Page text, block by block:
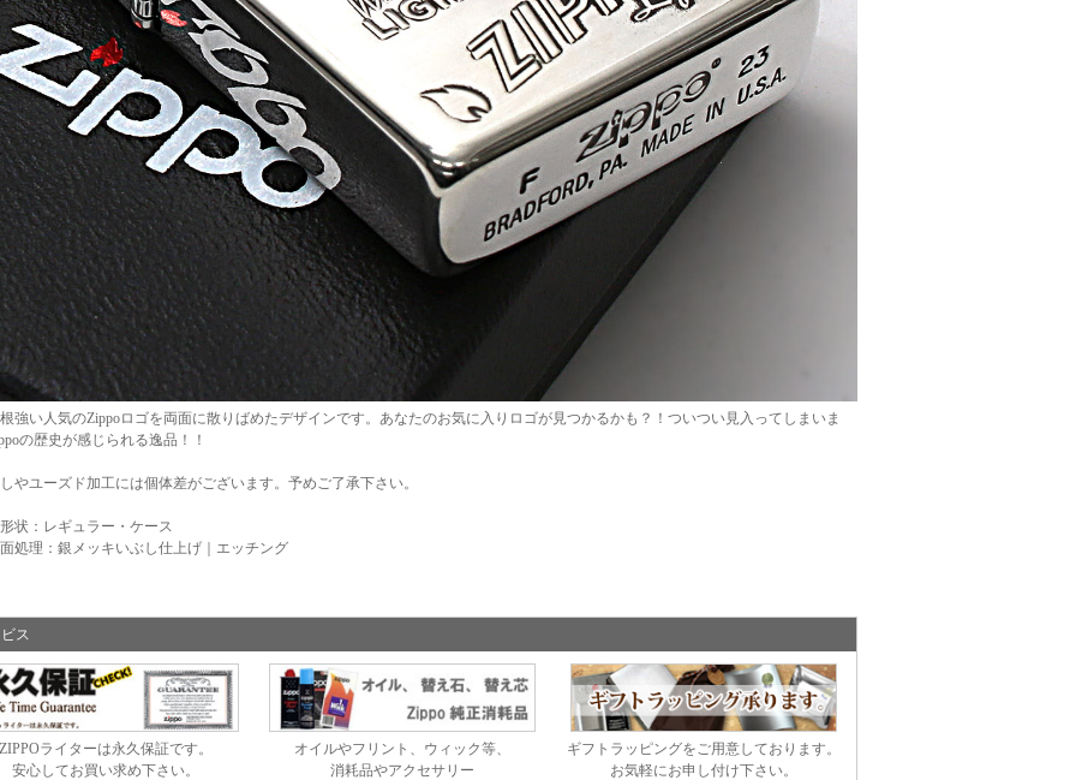
強い人気のZippoロゴを両面に散りばめたデザインです。あなたのお気に入りロゴが見つかるかも？！ついつい見入ってしまいま
の歴史が感じられる逸品！！
やユーズド加工には個体差がございます。予めご了承下さい。
状：レギュラー・ケース
処理：銀メッキいぶし仕上げ｜エッチング
ス
ZIPPOライターは永久保証です。
安心してお買い求め下さい。
オイルやフリント、ウィック等、
消耗品やアクセサリー
ギフトラッピングをご用意しております。
お気軽にお申し付け下さい。